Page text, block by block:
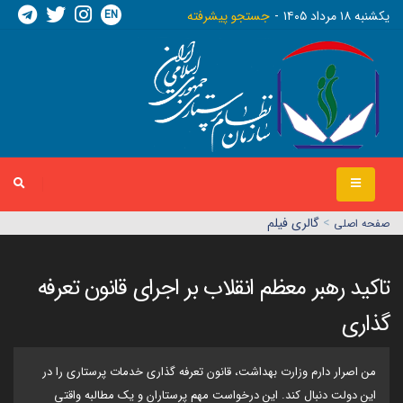
يکشنبه ١٨ مرداد ١٤٠٥ جستجو پیشرفته EN
صفحه اصلي > گالری فیلم
تاکید رهبر معظم انقلاب بر اجرای قانون تعرفه
گذاری
من اصرار دارم وزارت بهداشت، قانون تعرفه گذاری خدمات پرستاری را در
این دولت دنبال کند. این درخواست مهم پرستاران و یک مطالبه واقتی